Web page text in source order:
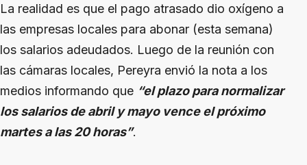
La realidad es que el pago atrasado dio oxígeno a
las empresas locales para abonar (esta semana)
los salarios adeudados. Luego de la reunión con
las cámaras locales, Pereyra envió la nota a los
medios informando que “el plazo para normalizar
los salarios de abril y mayo vence el próximo
martes a las 20 horas”.